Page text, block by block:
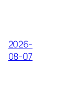
2026-
08-07